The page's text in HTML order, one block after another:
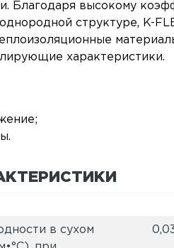
Благодаря высокому
структуре, K-
характеристики.
в сухом